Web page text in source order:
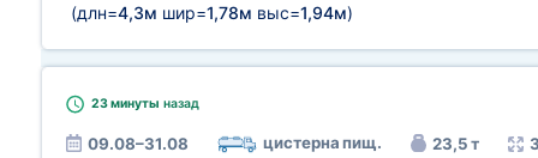
(длн=4,3м шир=1,78м выс=1,94м)
23 минуты назад
09.08–31.08 цистерна пищ. 23,5 т